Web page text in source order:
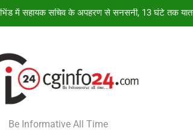
MP Congress में बड़ा संगठनात्मक
भिंड में सहायक सचिव के अपहरण से सनसनी, 13 घंटे तक
MP Congress में बड़ा संगठनात्मक
Be Informative All Time